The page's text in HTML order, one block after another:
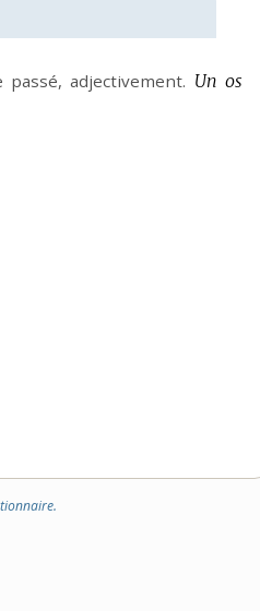
passé,adjectivement. Un os